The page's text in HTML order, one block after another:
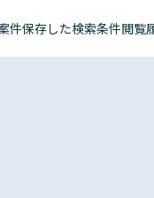
件保存した検索条件閲覧